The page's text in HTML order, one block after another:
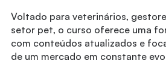
Voltado para veterinários,
setor pet, o curso oferece uma
com conteúdos atualizados e
de um mercado em constante